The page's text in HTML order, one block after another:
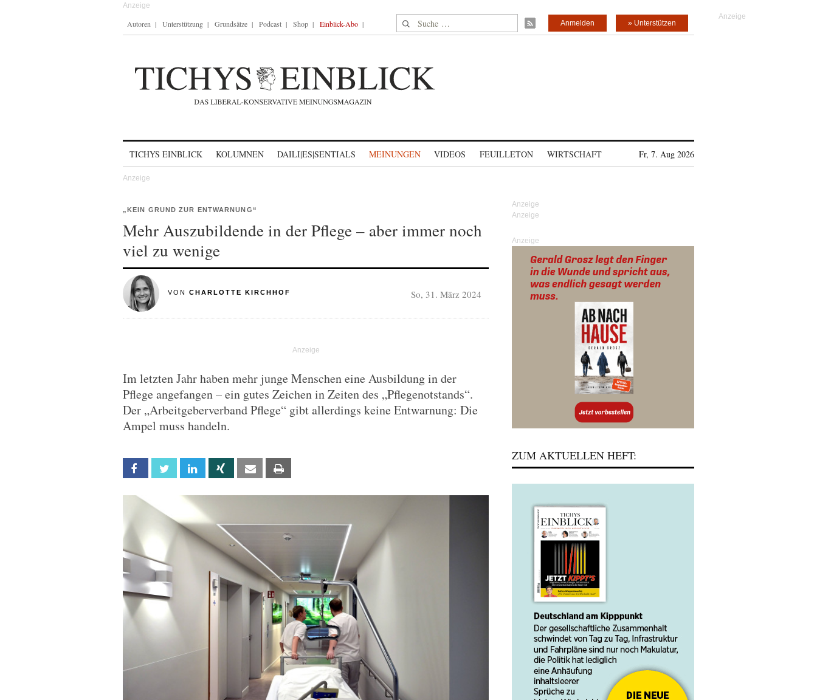
Autoren Unterstützung Grundsätze Podcast Shop Einblick-Abo Suche nach: » Unterstützen
Anmelden
TICHYS EINBLICK KOLUMNEN DAILI|ES|SENTIALS MEINUNGEN VIDEOS FEUILLETON WIRTSCHAFT Fr, 7. Aug 2026
„KEIN GRUND ZUR ENTWARNUNG“
Mehr Auszubildende in der Pflege – aber immer noch
viel zu wenige
VON CHARLOTTE KIRCHHOF So, 31. März 2024
Im letzten Jahr haben mehr junge Menschen eine Ausbildung in der
Pflege angefangen – ein gutes Zeichen in Zeiten des „Pflegenotstands“.
Der „Arbeitgeberverband Pflege“ gibt allerdings keine Entwarnung: Die
Ampel muss handeln.
Facebook Twitter Linkedin Xing Email
Anzeige
ZUM AKTUELLEN HEFT: